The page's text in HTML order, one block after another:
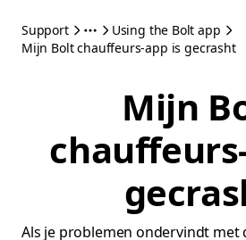
Support
Using the Bolt app
Mijn Bolt chauffeurs-app is gecrasht
Mijn
Als je problemen ondervindt met